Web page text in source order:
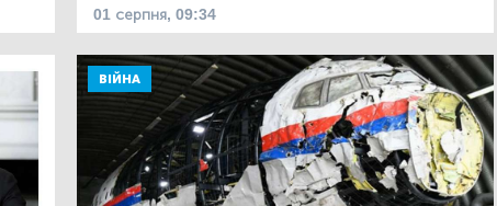
01 серпня, 09:34
ВІЙНА